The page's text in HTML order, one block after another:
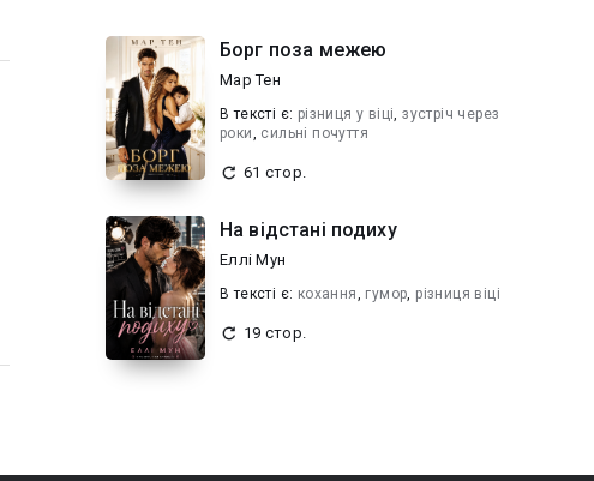
Борг поза межею
Мар Тен
В текcті є: різниця у віці,зустріч через
роки, сильні почуття
61 стор.
На відстані подиху
Еллі Мун
В текcті є: кохання, гумор, різниця віці
19 стор.